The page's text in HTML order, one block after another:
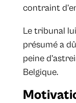
contraint
Le tribunal
présumé a
peine
Belgique.